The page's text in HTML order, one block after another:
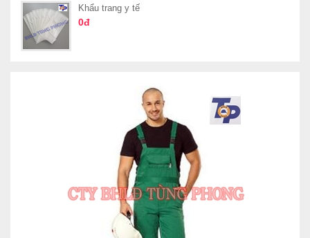
Khẩu trang y tế
0đ